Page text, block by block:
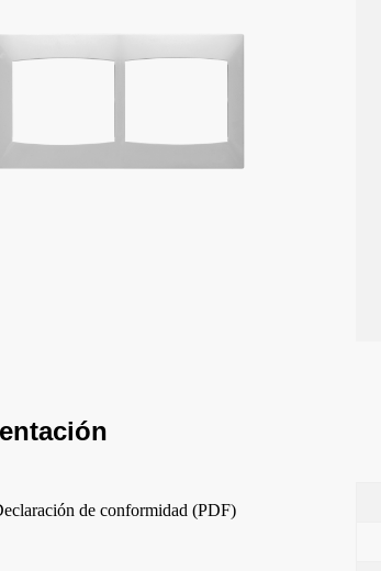
de conformidad (PDF)